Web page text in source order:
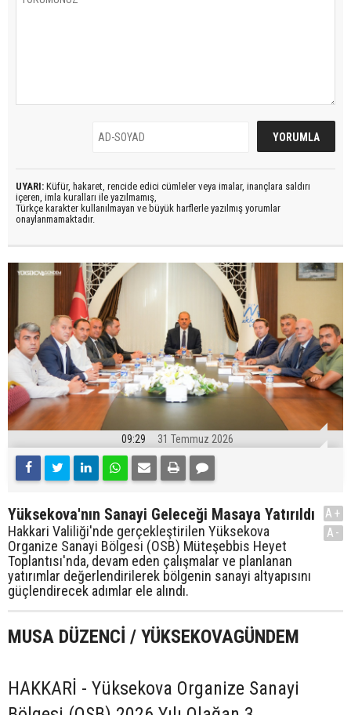
UYARI: Küfür, hakaret, rencide edici cümleler veya imalar, inançlara saldırı
içeren, imla kuralları ile yazılmamış,
Türkçe karakter kullanılmayan ve büyük harflerle yazılmış yorumlar
onaylanmamaktadır.
09:29 31 Temmuz 2026
Yüksekova'nın Sanayi Geleceği Masaya Yatırıldı
Hakkari Valiliği'nde gerçekleştirilen Yüksekova
Organize Sanayi Bölgesi (OSB) Müteşebbis Heyet
Toplantısı'nda, devam eden çalışmalar ve planlanan
yatırımlar değerlendirilerek bölgenin sanayi altyapısını
güçlendirecek adımlar ele alındı.
A+
A-
MUSA DÜZENCİ / YÜKSEKOVAGÜNDEM
HAKKARİ - Yüksekova Organize Sanayi